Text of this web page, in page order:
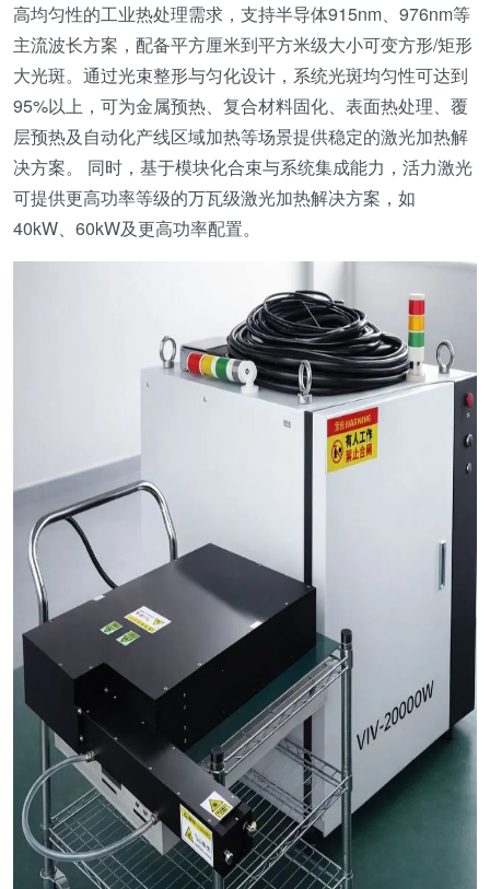
高均匀性的工业热处理需求，支持半导体915nm、976nm等
主流波长方案，配备平方厘米到平方米级大小可变方形/矩形
大光斑。通过光束整形与匀化设计，系统光斑均匀性可达到
95%以上，可为金属预热、复合材料固化、表面热处理、覆
层预热及自动化产线区域加热等场景提供稳定的激光加热解
决方案。 同时，基于模块化合束与系统集成能力，活力激光
可提供更高功率等级的万瓦级激光加热解决方案，如
40kW、60kW及更高功率配置。